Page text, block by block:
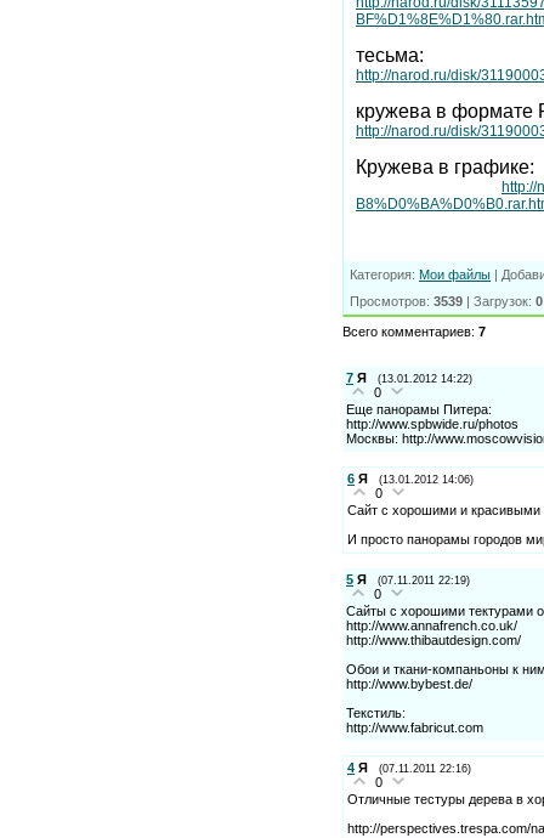
тесьма:
http://narod.ru/disk/
кружева в формате
http://narod.ru/disk/
Кружева в графике:
http://
Категория: Мои файлы
Просмотров: 3539 Загрузок: 0
Всего комментариев: 7
7 Я (13.01.2012 14:22)
0
Еще панорамы Питера:
http://www.spbwide.ru/photos
Москвы: http://
6 Я (13.01.2012 14:06)
0
Сайт с хорошими и красивыми
И просто панорамы городов
5 Я (07.11.2011 22:19)
0
Сайты с хорошими тектурами
http://www.annafrench.co.uk/
http://www.thibautdesign.com/
Обои и ткани-компаньоны к
http://www.bybest.de/
Текстиль:
http://www.fabricut.com
4 Я (07.11.2011 22:16)
0
Отличные тестуры дерева в
http://perspectives.trespa.com/